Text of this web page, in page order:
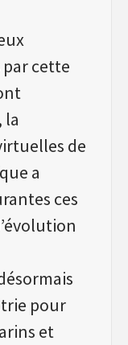
cette
la
de
a
ces
pour
et